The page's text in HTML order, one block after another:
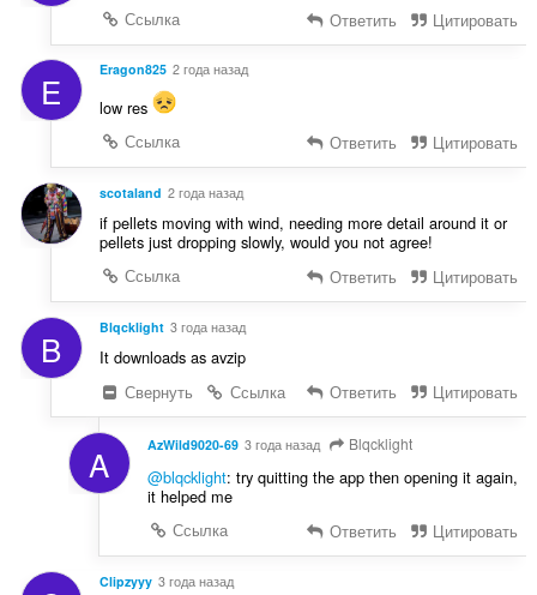
Ссылка
Ответить Цитировать
E Eragon825 2 года назад
low res
Ссылка
Ответить Цитировать
scotaland 2 года назад
if pellets moving with wind, needing more detail around it or
pellets just dropping slowly, would you not agree!
Ссылка
Ответить Цитировать
B Blqcklight 3 года назад
It downloads as avzip
Свернуть
Ссылка Ответить Цитировать
A AzWild9020-69 3 года назад Blqcklight
@blqcklight: try quitting the app then opening it again,
it helped me
Ссылка
Ответить Цитировать
Clipzyyy 3 года назад